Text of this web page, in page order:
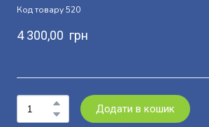
Код товару 520
4 300,00  грн
Додати в кошик